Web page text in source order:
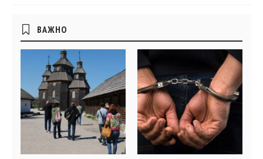
Боковые
виджеты
ВАЖНО